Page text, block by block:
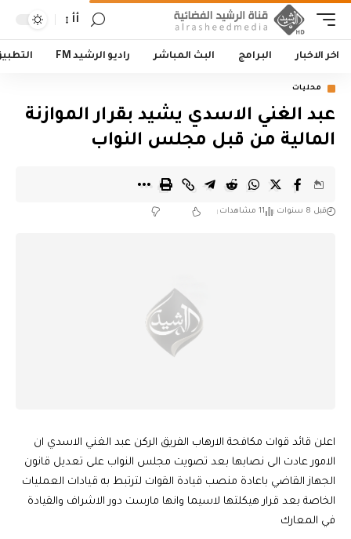
أأ
اخر الاخبار البرامج البث المباشر راديو الرشيد FM
محليات
عبد الغني الاسدي يشيد بقرار الموازنة
المالية من قبل مجلس النواب
قبل 8 سنوات 11 مشاهدات
اعلن قائد قوات مكافحة الارهاب الفريق الركن عبد الغني الاسدي ان
الامور عادت الى نصابها بعد تصويت مجلس النواب على تعديل قانون
الجهاز القاضي باعادة منصب قيادة القوات لترتبط به قيادات العمليات
الخاصة بعد قرار هيكلتها لاسيما وانها مارست دور الاشراف والقيادة
في المعارك